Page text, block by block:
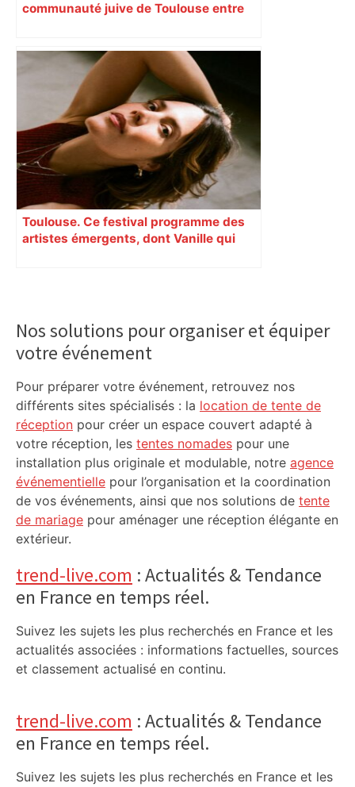
communauté juive de Toulouse entre
Toulouse. Ce festival programme des
artistes émergents, dont Vanille qui
Sidebar
Nos solutions pour organiser et équiper
votre événement
Pour préparer votre événement, retrouvez nos
différents sites spécialisés : la location de tente de
réception pour créer un espace couvert adapté à
votre réception, les tentes nomades pour une
installation plus originale et modulable, notre agence
événementielle pour l’organisation et la coordination
de vos événements, ainsi que nos solutions de tente
de mariage pour aménager une réception élégante en
extérieur.
trend-live.com : Actualités & Tendance
en France en temps réel.
Suivez les sujets les plus recherchés en France et les
actualités associées : informations factuelles, sources
et classement actualisé en continu.
trend-live.com : Actualités & Tendance
en France en temps réel.
Suivez les sujets les plus recherchés en France et les